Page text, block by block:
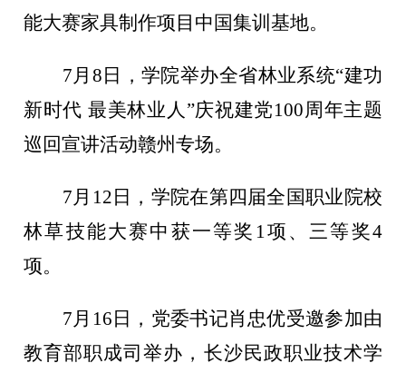
能大赛家具制作项目中国集训基地。
7月8日，学院举办全省林业系统“建功
新时代 最美林业人”庆祝建党100周年主题
巡回宣讲活动赣州专场。
7月12日，学院在第四届全国职业院校
林草技能大赛中获一等奖1项、三等奖4
项。
7月16日，党委书记肖忠优受邀参加由
教育部职成司举办，长沙民政职业技术学